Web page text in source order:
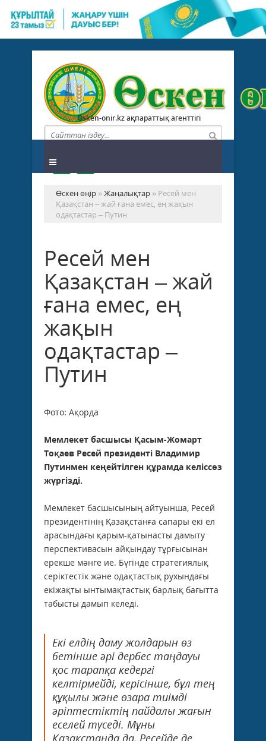
Osken-onir.kz ақпараттық агенттігі
Өскен өңір »Жаңалықтар » Ресей мен
Қазақстан – жай ғана емес, ең жақын
одақтастар – Путин
Ресей мен
Қазақстан – жай
ғана емес, ең
жақын
одақтастар –
Путин
Фото: Ақорда
Мемлекет басшысы Қасым-Жомарт
Тоқаев Ресей президенті Владимир
Путинмен кеңейтілген құрамда келіссөз
жүргізді.
Мемлекет басшысының айтуынша, Ресей
президентінің Қазақстанға сапары екі ел
арасындағы қарым-қатынасты дамыту
перспективасын айқындау тұрғысынан
ерекше мәнге ие. Бүгінде стратегиялық
серіктестік және одақтастық рухындағы
екіжақты ынтымақтастық барлық бағытта
табысты дамып келеді.
Екі елдің даму жолдарын өз
бетінше әрі дербес таңдауы
қос тарапқа кедергі
келтірмейді, керісінше, бұл тең
құқылы және өзара тиімді
әріптестіктің пайдалы жағын
еселей түседі. Мұны
Қазақстанда да, Ресейде де